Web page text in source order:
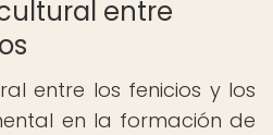
entre
entre los fenicios y los
en la formación de